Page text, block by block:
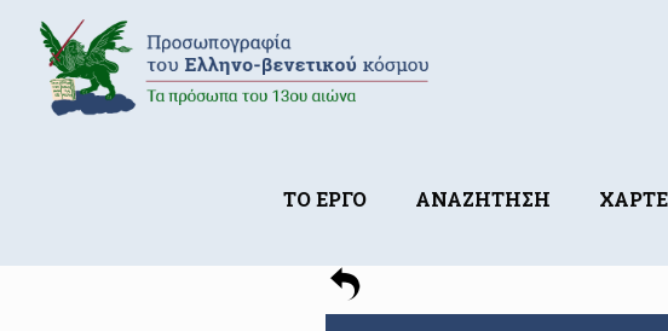
ΤΟ ΕΡΓΟ ΑΝΑΖΗΤΗΣΗ